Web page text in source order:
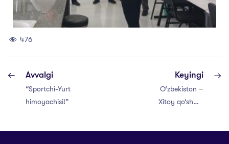
476
Avvalgi
“Sportchi-Yurt
himoyachisi!”
Keyingi
O‘zbekiston –
Xitoy qo‘shma